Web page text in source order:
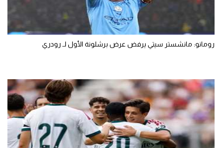
رومانو: مانشستر سيتي يرفض عرض برشلونة الأول لـ رودري